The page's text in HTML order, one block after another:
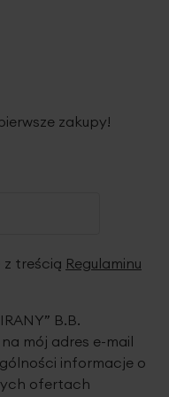
zakupy!
z treścią Regulaminu
B.B.
mój adres e-mail
informacje o
ofertach